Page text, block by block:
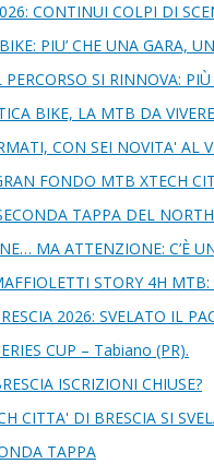
CONTINUI COLPI DI
PIU’ CHE UNA GARA,
SI RINNOVA:
BIKE, LA MTB DA
CON SEI NOVITA' AL
FONDO MTB XTECH
TAPPA DEL
MA ATTENZIONE: C’È
STORY 4H
2026: SVELATO IL
CUP – Tabiano (PR).
ISCRIZIONI CHIUSE?
CITTA' DI BRESCIA SI
TAPPA